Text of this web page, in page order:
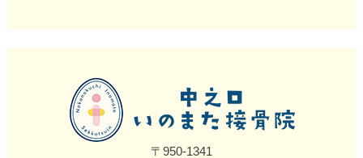
〒950-1341